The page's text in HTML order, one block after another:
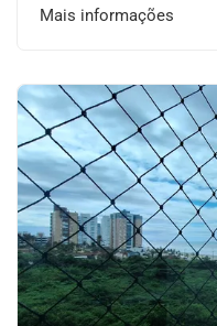
Mais informações